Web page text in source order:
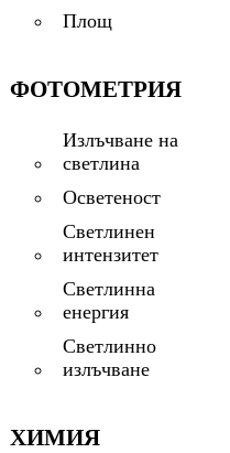
Площ
ФОТОМЕТРИЯ
Излъчване на
светлина
Осветеност
Светлинен
интензитет
Светлинна
енергия
Светлинно
излъчване
ХИМИЯ